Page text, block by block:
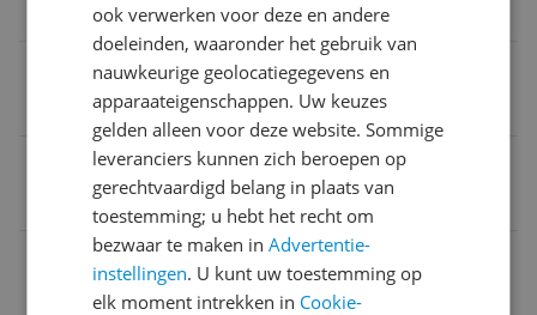
Aantal USB 3.1 poorten
Aantal HDMI aansluitingen
Aantal Type A USB 3.2 Gen 2
ook verwerken voor deze en andere
doeleinden, waaronder het gebruik van
nauwkeurige geolocatiegegevens en
apparaateigenschappen. Uw keuzes
gelden alleen voor deze website. Sommige
leveranciers kunnen zich beroepen op
gerechtvaardigd belang in plaats van
toestemming; u hebt het recht om
bezwaar te maken inAdvertentie-
instellingen. U kunt uw toestemming op
elk moment intrekken in Cookie-